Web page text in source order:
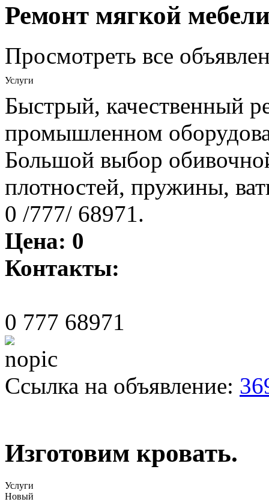
Ремонт мягкой
Просмотреть все
Услуги
Быстрый, качественный
промышленном
Большой выбор
плотностей, пружины,
0 /777/ 68971.
Цена: 0
Контакты:
0 777 68971
Ссылка на объявление:
Изготовим кровать.
Услуги
Новый